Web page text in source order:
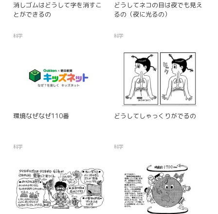
消しゴムはどうして字を消すこ
とができるの
科学
どうしてネコの目は夜でも見え
るの（夜に光るの）
科学
環境なぜなぜ110番
科学
どうしてしゃっくりがでるの
科学